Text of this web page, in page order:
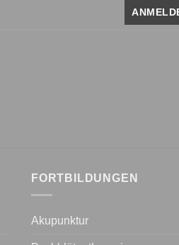
FORTBILDUNGEN
Akupunktur